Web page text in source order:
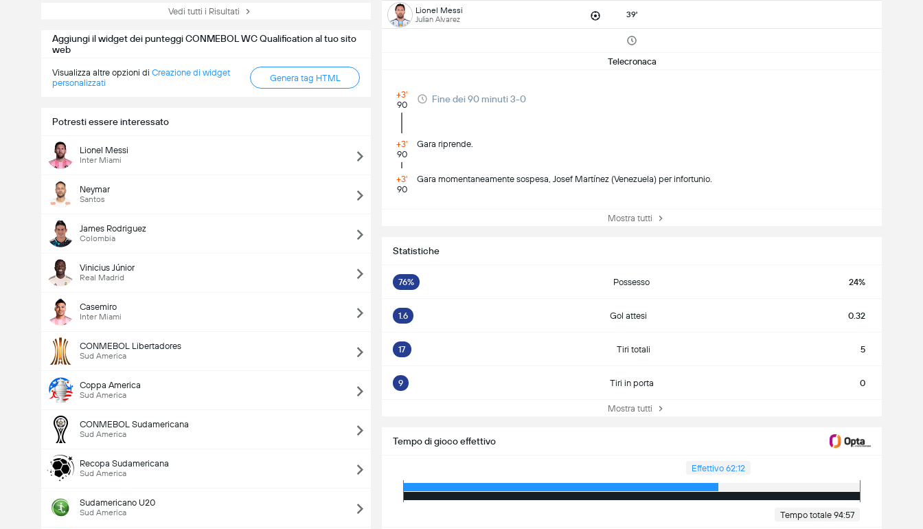
Vedi tutti i Risultati
Aggiungi il widget dei punteggi CONMEBOL WC Qualification al tuo sito
web
Visualizza altre opzioni di Creazione di widget
personalizzati
Genera tag HTML
Potresti essere interessato
Lionel Messi
Inter Miami
Neymar
Santos
James Rodriguez
Colombia
Vinicius Júnior
Real Madrid
Casemiro
Inter Miami
CONMEBOL Libertadores
Sud America
Coppa America
Sud America
CONMEBOL Sudamericana
Sud America
Recopa Sudamericana
Sud America
Sudamericano U20
Sud America
Lionel Messi
Julian Alvarez 39'
Telecronaca
+3'
90
Fine dei 90 minuti 3-0
+3'
90
Gara riprende.
+3'
90
Gara momentaneamente sospesa, Josef Martínez (Venezuela) per infortunio.
Mostra tutti
Statistiche
76% Possesso 24%
1.6 Gol attesi 0.32
17 Tiri totali 5
9 Tiri in porta 0
Mostra tutti
Tempo di gioco effettivo
Effettivo 62:12
Tempo totale 94:57